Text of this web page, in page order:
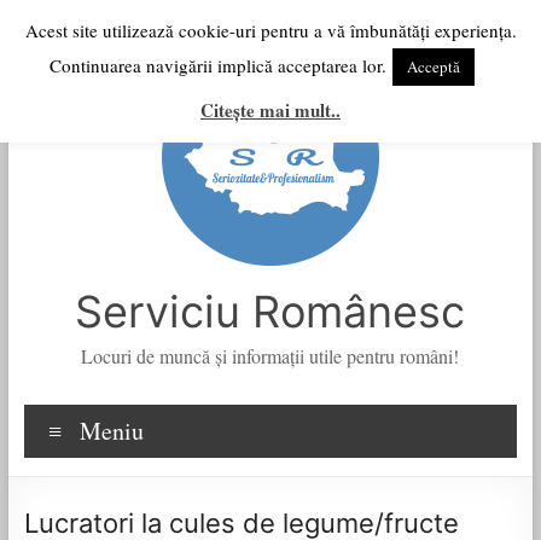
Skip
content
Serviciu Românesc
Locuri de muncă şi informații utile pentru români!
Meniu
Lucratori la cules de legume/fructe
Acest site utilizează cookie-uri pentru a vă îmbunătăți experiența.
Continuarea navigării implică acceptarea lor.
Acceptă
Citește mai mult..